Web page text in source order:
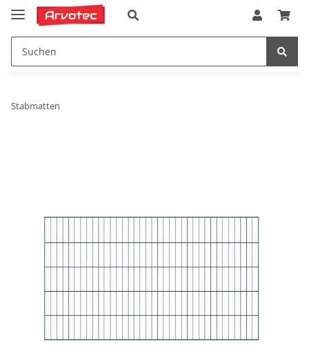
Stabmatten